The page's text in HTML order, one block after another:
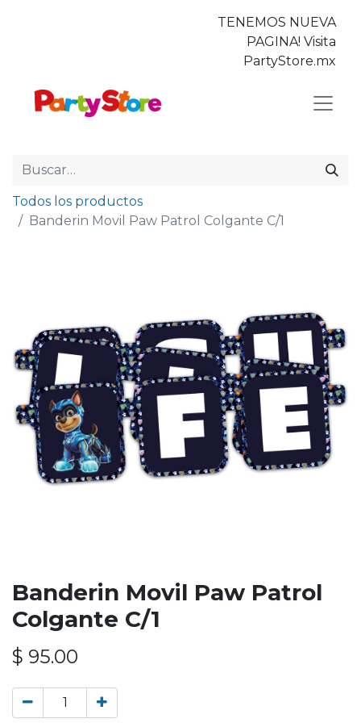
TENEMOS NUEVA
PAGINA! Visita
PartyStore.mx
Todos los productos
Banderin Movil Paw Patrol Colgante C/1
Banderin Movil Paw Patrol
Colgante C/1
$ 95.00